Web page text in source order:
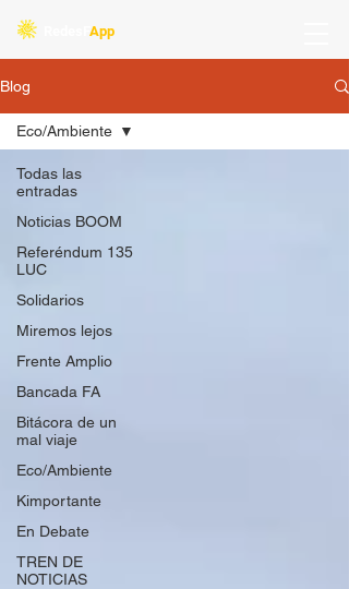
App
Blog
Todas las
entradas
Noticias BOOM
Referéndum 135
LUC
Solidarios
Miremos lejos
Frente Amplio
Bancada FA
Bitácora de un
mal viaje
Eco/Ambiente
Kimportante
En Debate
TREN DE
NOTICIAS
Eco/Ambiente